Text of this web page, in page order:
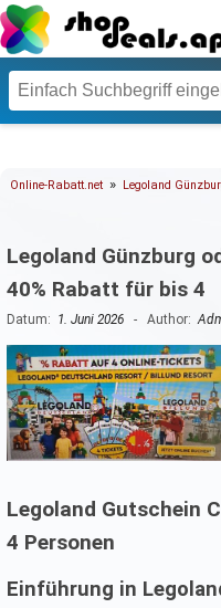
Online-Rabatt.net » Legoland
Legoland Günzburg
40% Rabatt für bis 4
Datum: 1. Juni 2026- Author:
Legoland Gutschein
4 Personen
Einführung in